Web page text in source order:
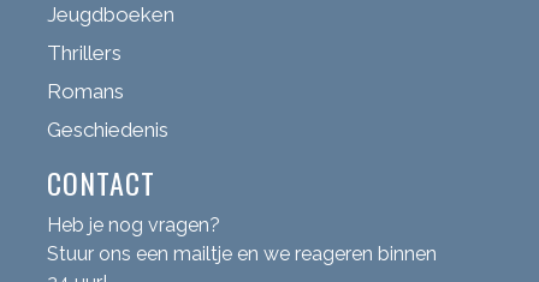
Jeugdboeken
Thrillers
Romans
Geschiedenis
CONTACT
Heb je nog vragen?
Stuur ons een mailtje en we reageren binnen